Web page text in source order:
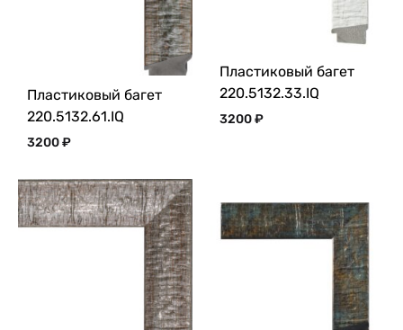
Пластиковый багет
220.5132.61.IQ
3200₽
Пластиковый багет
220.5132.33.IQ
3200₽